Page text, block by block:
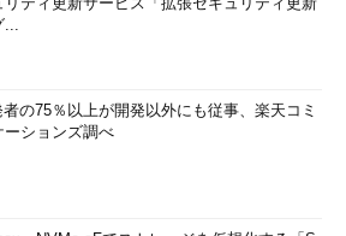
...
者の75％以上が開発以外にも従事、楽天コミ
ーションズ調べ